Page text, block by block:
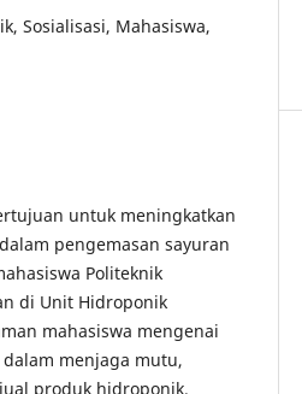
Sosialisasi, Mahasiswa,
untuk meningkatkan
pengemasan sayuran
Politeknik
di Unit Hidroponik
mahasiswa mengenai
menjaga mutu,
produk hidroponik.